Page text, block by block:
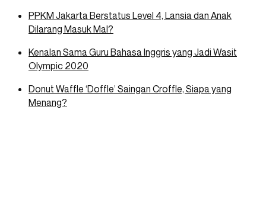
PPKM Jakarta Berstatus Level 4, Lansia dan Anak
Dilarang Masuk Mal?
Kenalan Sama Guru Bahasa Inggris yang Jadi Wasit
Olympic 2020
Donut Waffle ‘Doffle’ Saingan Croffle, Siapa yang
Menang?